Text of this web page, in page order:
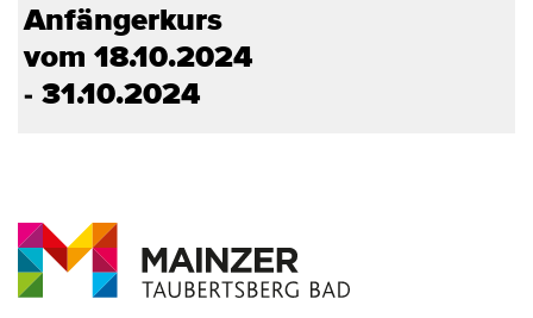
Anfängerkurs
vom 18.10.2024
- 31.10.2024